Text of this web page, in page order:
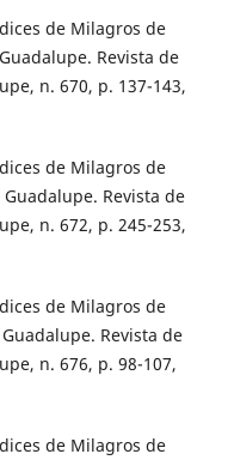
de Milagros de
Revista de
n. 670, p. 137-143,
de Milagros de
Revista de
n. 672, p. 245-253,
de Milagros de
Revista de
n. 676, p. 98-107,
de Milagros de